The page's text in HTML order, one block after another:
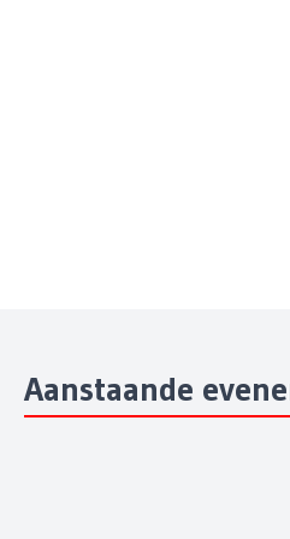
Aanstaande